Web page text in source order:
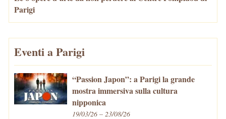
Parigi
Eventi a Parigi
“Passion Japon”: a Parigi la grande
mostra immersiva sulla cultura
nipponica
19/03/26 – 23/08/26